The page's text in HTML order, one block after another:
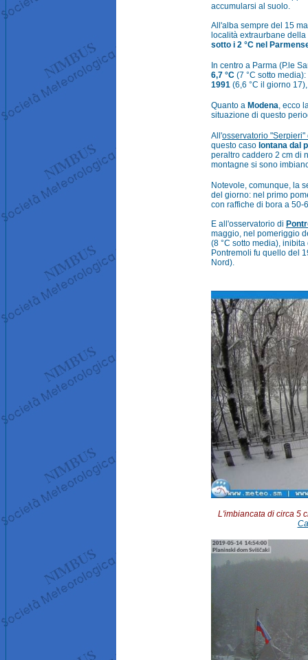
accumularsi al suolo.
All'alba sempre del 15
località extraurbane
sotto i 2 °C nel
In centro a Parma (P.le
6,7 °C (7 °C sotto media):
1991 (6,6 °C il giorno
Quanto a Modena, ecco
situazione di questo
All'osservatorio
questo caso lontana dal
peraltro caddero 2 cm di
montagne si sono
Notevole, comunque, la
del giorno: nel primo
con raffiche di bora a 50-
E all'osservatorio di
maggio, nel pomeriggio
(8 °C sotto media),
Pontremoli fu quello del
Nord).
L'imbiancata di circa 5